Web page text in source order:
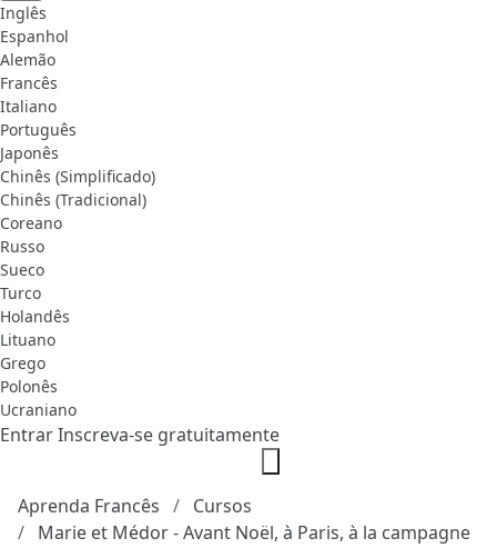
Inglês
Espanhol
Alemão
Francês
Italiano
Português
Japonês
Chinês (Simplificado)
Chinês (Tradicional)
Coreano
Russo
Sueco
Turco
Holandês
Lituano
Grego
Polonês
Ucraniano
EntrarInscreva-se gratuitamente
Aprenda Francês
Cursos
Marie et Médor - Avant Noël, à Paris, à la campagne